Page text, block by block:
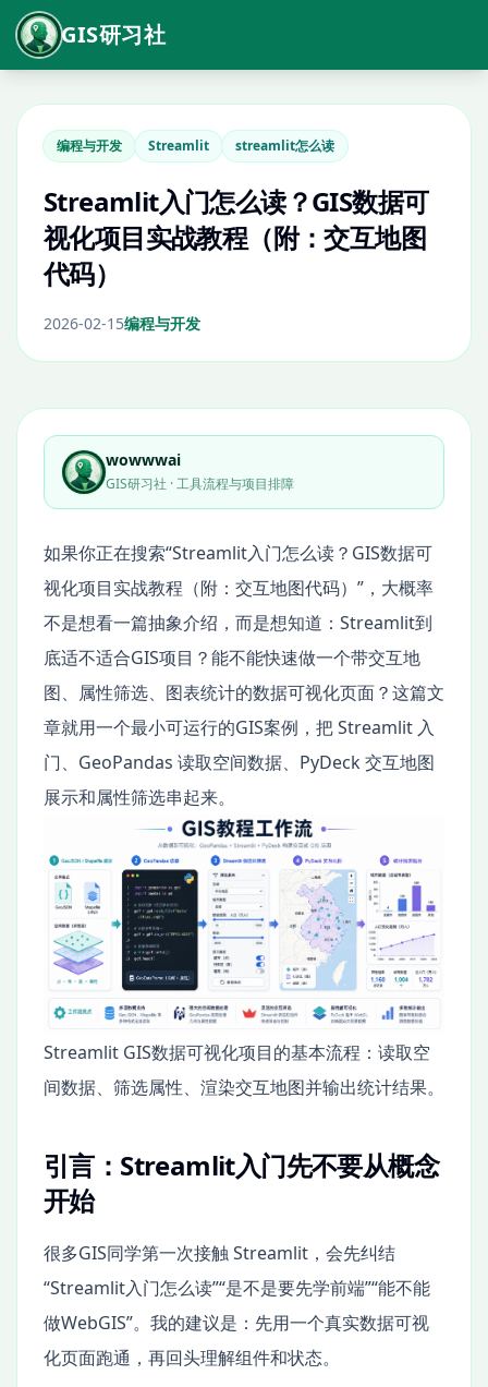
GIS研习社
编程与开发 Streamlit streamlit怎么读
Streamlit入门怎么读？GIS数据可
视化项目实战教程（附：交互地图
代码）
2026-02-15编程与开发
wowwwai
GIS研习社 · 工具流程与项目排障
如果你正在搜索“Streamlit入门怎么读？GIS数据可
视化项目实战教程（附：交互地图代码）”，大概率
不是想看一篇抽象介绍，而是想知道：Streamlit到
底适不适合GIS项目？能不能快速做一个带交互地
图、属性筛选、图表统计的数据可视化页面？这篇文
章就用一个最小可运行的GIS案例，把 Streamlit 入
门、GeoPandas 读取空间数据、PyDeck 交互地图
展示和属性筛选串起来。
Streamlit GIS数据可视化项目的基本流程：读取空
间数据、筛选属性、渲染交互地图并输出统计结果。
引言：Streamlit入门先不要从概念
开始
很多GIS同学第一次接触 Streamlit，会先纠结
“Streamlit入门怎么读”“是不是要先学前端”“能不能
做WebGIS”。我的建议是：先用一个真实数据可视
化页面跑通，再回头理解组件和状态。